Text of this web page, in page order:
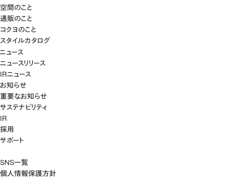
空間のこと
通販のこと
コクヨのこと
スタイルカタログ
ニュース
ニュースリリース
IRニュース
お知らせ
重要なお知らせ
サステナビリティ
IR
採用
サポート
SNS一覧
個人情報保護方針